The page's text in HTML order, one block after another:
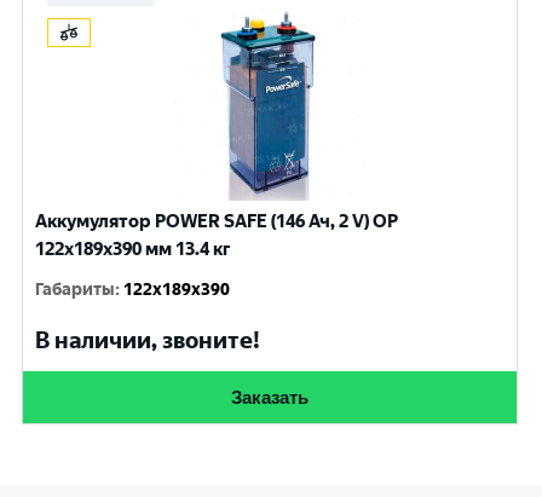
Аккумулятор POWER SAFE (146 Ач, 2 V) OP
122x189x390 мм 13.4 кг
Габариты: 122x189x390
В наличии, звоните!
Заказать